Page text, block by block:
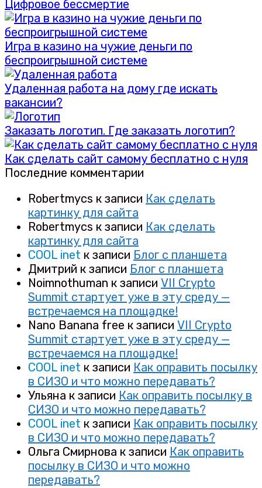
Цифровое бессмертие
Игра в казино на чужие деньги по
беспроигрышной системе
Удаленная работа на дому где искать
вакансии?
Заказать логотип. Где заказать логотип?
Как сделать сайт самому бесплатно с нуля
Последние комментарии
Robertmycs к записи Как сделать
картинку для сайта
Robertmycs к записи Как сделать
картинку для сайта
COOL inet к записи Блог с планшета
Дмитрий к записи Блог с планшета
Noimnothuman к записи VII Crypto
Summit стартует уже в эту среду —
встречаемся на площадке!
Nano Banana free к записи VII Crypto
Summit стартует уже в эту среду —
встречаемся на площадке!
COOL inet к записи Как оправить посылку
в СИЗО и что можно передавать?
Ульяна к записи Как оправить посылку в
СИЗО и что можно передавать?
COOL inet к записи Как оправить посылку
в СИЗО и что можно передавать?
Ольга Смирнова к записи Как оправить
посылку в СИЗО и что можно
передавать?